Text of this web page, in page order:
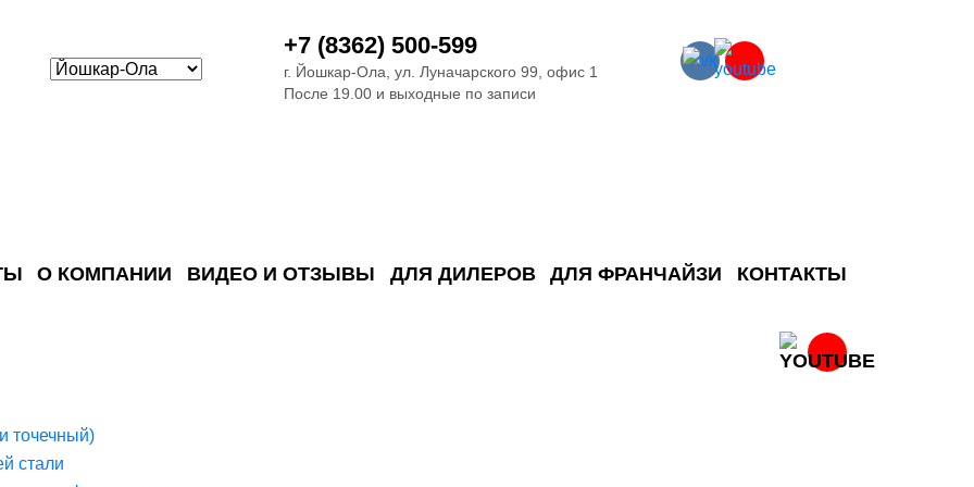
+7 (8362) 500-599
г. Йошкар-Ола, ул. Луначарского 99, офис 1
После 19.00 и выходные по записи
О КОМПАНИИ ВИДЕО И ОТЗЫВЫ ДЛЯ ДИЛЕРОВ ДЛЯ ФРАНЧАЙЗИ КОНТАКТЫ
точечный)
стали